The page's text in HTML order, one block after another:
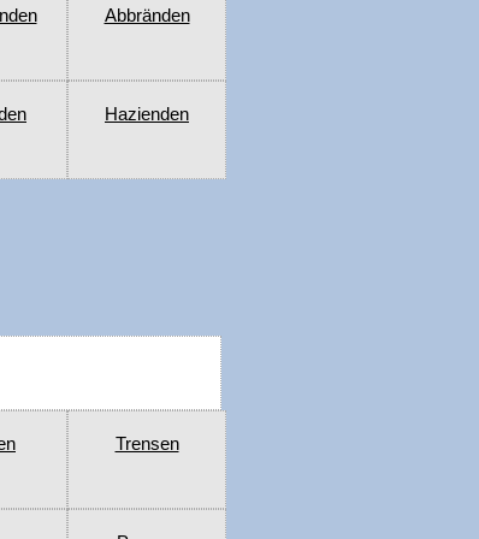
Abbränden
Hazienden
Trensen